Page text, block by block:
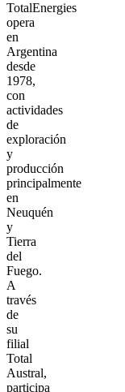
TotalEnergies
opera
en
Argentina
desde
1978,
con
actividades
de
exploración
y
producción
principalmente
en
Neuquén
y
Tierra
del
Fuego.
A
través
de
su
filial
Total
Austral,
participa